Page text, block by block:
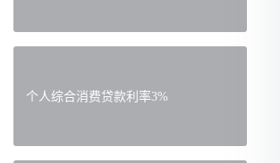
个人综合消费贷款利率3%